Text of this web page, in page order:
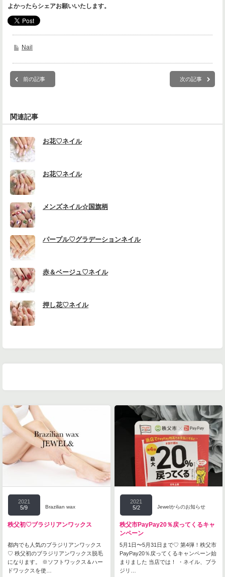
よかったらシェアお願いいたします。
Nail
前の記事 次の記事
関連記事
お花♡ネイル
お花♡ネイル
メンズネイル☆国旗柄
パープル♡グラデーションネイル
赤＆ベージュ♡ネイル
押し花♡ネイル
2021
5/9
Brazilian wax
秩父初♡ブラジリアンワックス
都内でも人気のブラジリアンワックス
♡ 秩父初のブラジリアンワックス脱毛
になります。 ※ソフトワックス＆ハー
ドワックスを使…
2021
5/2
Jewelからのお知らせ
秩父市PayPay20％戻ってくるキャ
ンペーン
5月1日〜5月31日まで♡ 第4弾！秩父市
PayPay20％戻ってくるキャンペーン始
まりました 当店では！ ・ネイル、ブラ
ジリ…